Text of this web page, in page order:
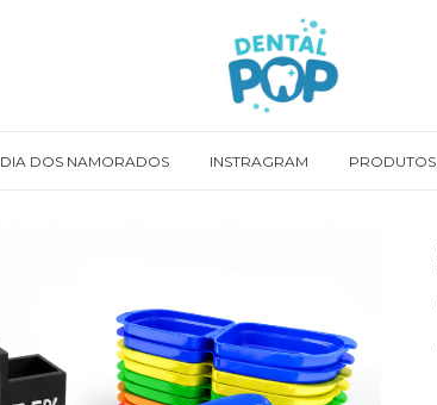
DIA DOS NAMORADOS INSTRAGRAM PRODUTOS